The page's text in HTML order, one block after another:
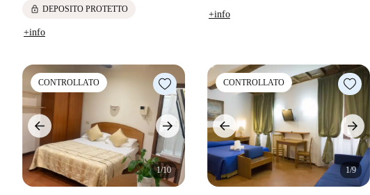
lock DEPOSITO PROTETTO
+info
+info
CONTROLLATO
1/10
CONTROLLATO
1/9